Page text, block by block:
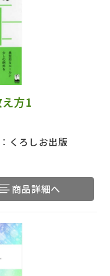
方1
くろしお出版
商品詳細へ